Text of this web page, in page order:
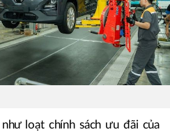
loạt chính sách ưu đãi của